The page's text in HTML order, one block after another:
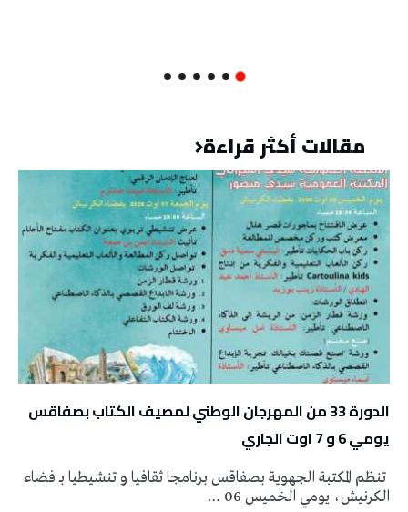
مقالات أكثر قراءة
الدورة 33 من المهرجان الوطني لمصيف الكتاب بصفاقس
يومي 6 و 7 اوت الجاري
تنظم المكتبة الجهوية بصفاقس برنامجا ثقافيا و تنشيطيا بـ فضاء
الكرنيش، يومي الخميس 06 …